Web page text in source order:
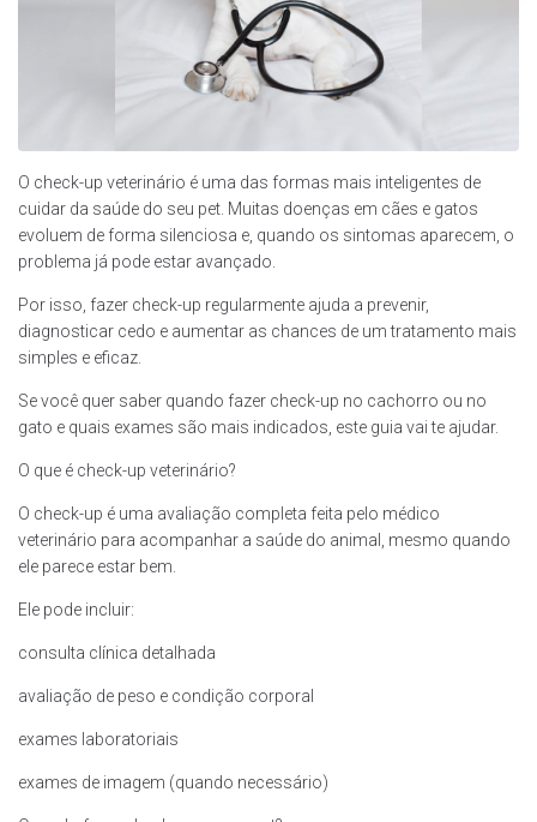
O check-up veterinário é uma das formas mais inteligentes de
cuidar da saúde do seu pet. Muitas doenças em cães e gatos
evoluem de forma silenciosa e, quando os sintomas aparecem, o
problema já pode estar avançado.
Por isso, fazer check-up regularmente ajuda a prevenir,
diagnosticar cedo e aumentar as chances de um tratamento mais
simples e eficaz.
Se você quer saber quando fazer check-up no cachorro ou no
gato e quais exames são mais indicados, este guia vai te ajudar.
O que é check-up veterinário?
O check-up é uma avaliação completa feita pelo médico
veterinário para acompanhar a saúde do animal, mesmo quando
ele parece estar bem.
Ele pode incluir:
consulta clínica detalhada
avaliação de peso e condição corporal
exames laboratoriais
exames de imagem (quando necessário)